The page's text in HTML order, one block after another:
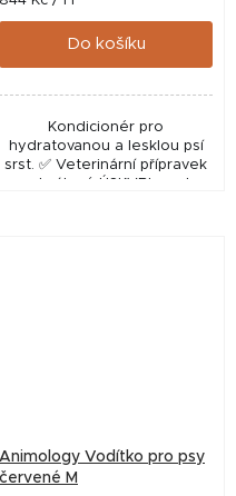
cena:
Do košíku
Kondicionér pro
hydratovanou a lesklou psí
srst. ✅ Veterinární přípravek
Animology Vodítko pro psy
červené M